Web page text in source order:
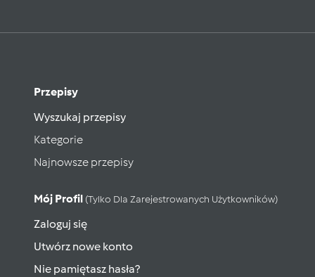
Przepisy
Wyszukaj przepisy
Kategorie
Najnowsze przepisy
Mój Profil (tylko Dla Zarejestrowanych Użytkowników)
Zaloguj się
Utwórz nowe konto
Nie pamiętasz hasła?